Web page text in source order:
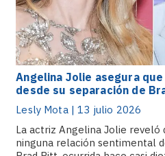
Angelina Jolie asegura
desde su separación de
Lesly Mota | 13 julio 2026
La actriz Angelina Jolie reveló
ninguna relación sentimental